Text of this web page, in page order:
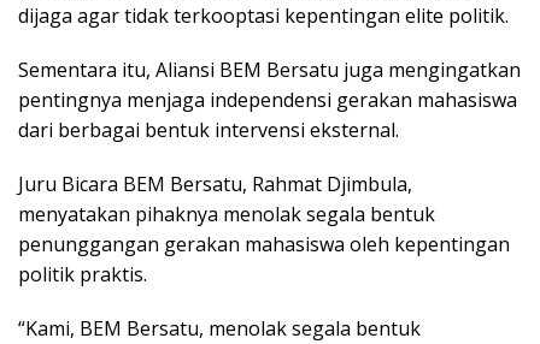
dijaga agar tidak terkooptasi kepentingan elite politik.
Sementara itu, Aliansi BEM Bersatu juga mengingatkan
pentingnya menjaga independensi gerakan mahasiswa
dari berbagai bentuk intervensi eksternal.
Juru Bicara BEM Bersatu, Rahmat Djimbula,
menyatakan pihaknya menolak segala bentuk
penunggangan gerakan mahasiswa oleh kepentingan
politik praktis.
“Kami, BEM Bersatu, menolak segala bentuk